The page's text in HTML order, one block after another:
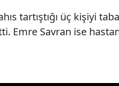
tartıştığı üç kişiyi
Emre Savran ise